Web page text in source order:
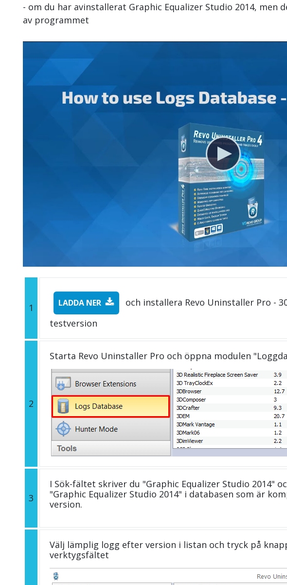
- om du har avinstallerat Graphic Equalizer Studio 2014,
av programmet
1 LADDA NER
och installera Revo Uninstaller Pro -
testversion
2
Starta Revo Uninstaller Pro och öppna modulen
3
I Sök-fältet skriver du "Graphic Equalizer Studio 2014"
"Graphic Equalizer Studio 2014" i databasen som är
version.
Välj lämplig logg efter version i listan och tryck på
verktygsfältet